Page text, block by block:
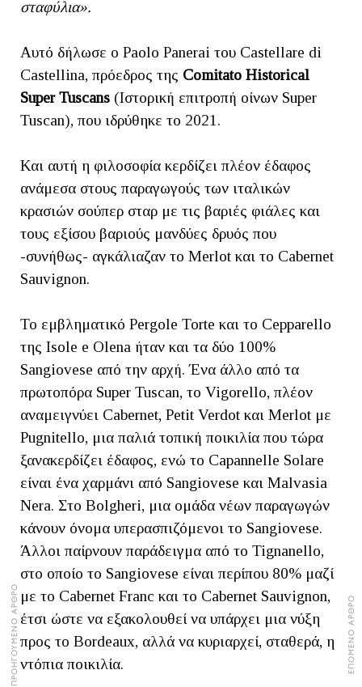
ΠΡΟΗΓΟΥΜΕΝΟ ΑΡΘΡΟ ΕΠΟΜΕΝΟ ΑΡΘΡΟ
σταφύλια».
Αυτό δήλωσε ο Paolo Panerai του Castellare di
Castellina, πρόεδρος της Comitato Historical
Super Tuscans (Ιστορική επιτροπή οίνων Super
Tuscan), που ιδρύθηκε το 2021.
Και αυτή η φιλοσοφία κερδίζει πλέον έδαφος
ανάμεσα στους παραγωγούς των ιταλικών
κρασιών σούπερ σταρ με τις βαριές φιάλες και
τους εξίσου βαριούς μανδύες δρυός που
-συνήθως- αγκάλιαζαν το Merlot και το Cabernet
Sauvignon.
Το εμβληματικό Pergole Torte και το Cepparello
της Isole e Olena ήταν και τα δύο 100%
Sangiovese από την αρχή. Ένα άλλο από τα
πρωτοπόρα Super Tuscan, το Vigorello, πλέον
αναμειγνύει Cabernet, Petit Verdot και Merlot με
Pugnitello, μια παλιά τοπική ποικιλία που τώρα
ξανακερδίζει έδαφος, ενώ το Capannelle Solare
είναι ένα χαρμάνι από Sangiovese και Malvasia
Nera. Στο Bolgheri, μια ομάδα νέων παραγωγών
κάνουν όνομα υπερασπιζόμενοι το Sangiovese.
Άλλοι παίρνουν παράδειγμα από το Tignanello,
στο οποίο το Sangiovese είναι περίπου 80% μαζί
με το Cabernet Franc και το Cabernet Sauvignon,
έτσι ώστε να εξακολουθεί να υπάρχει μια νύξη
προς το Bordeaux, αλλά να κυριαρχεί, σταθερά, η
ντόπια ποικιλία.